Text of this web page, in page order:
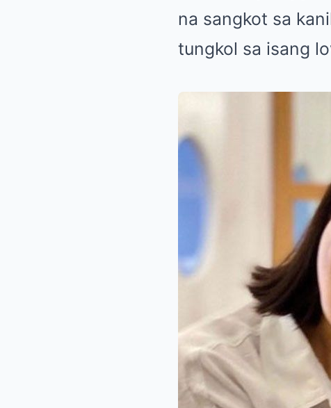
na sangkot sa
tungkol sa isang